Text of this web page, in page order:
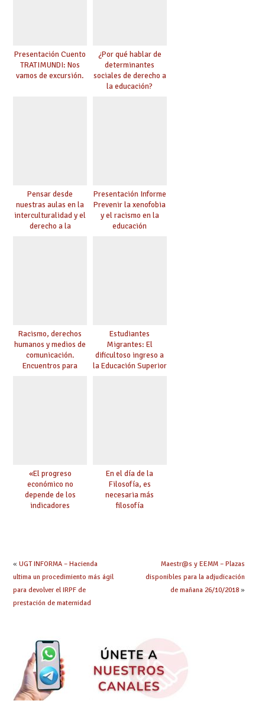
Presentación Cuento
TRATIMUNDI: Nos
vamos de excursión.
¿Por qué hablar de
determinantes
sociales de derecho a
la educación?
Pensar desde
nuestras aulas en la
interculturalidad y el
derecho a la
Presentación Informe
Prevenir la xenofobia
y el racismo en la
educación
Racismo, derechos
humanos y medios de
comunicación.
Encuentros para
Estudiantes
Migrantes: El
dificultoso ingreso a
la Educación Superior
«El progreso
económico no
depende de los
indicadores
En el día de la
Filosofía, es
necesaria más
filosofía
« UGT INFORMA – Hacienda
ultima un procedimiento más ágil
para devolver el IRPF de
prestación de maternidad
Maestr@s y EEMM – Plazas
disponibles para la adjudicación
de mañana 26/10/2018»